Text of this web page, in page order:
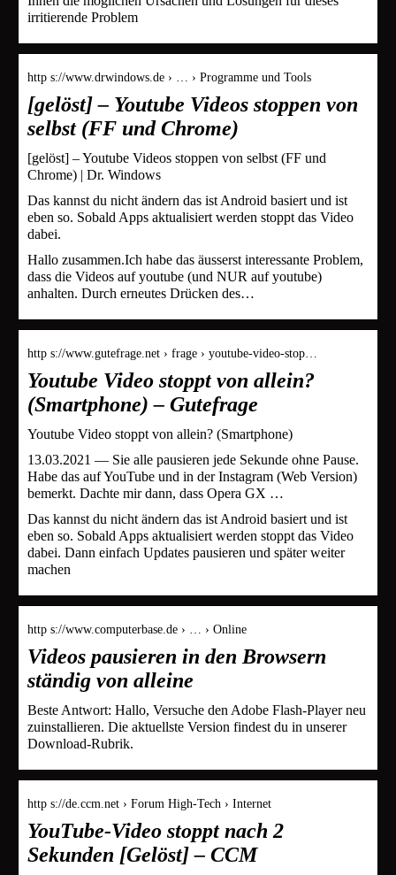
irritierende Problem
http s://www.drwindows.de › … › Programme und Tools
[gelöst] – Youtube Videos stoppen von
selbst (FF und Chrome)
[gelöst] – Youtube Videos stoppen von selbst (FF und
Chrome) | Dr. Windows
Das kannst du nicht ändern das ist Android basiert und ist
eben so. Sobald Apps aktualisiert werden stoppt das Video
dabei.
Hallo zusammen.Ich habe das äusserst interessante Problem,
dass die Videos auf youtube (und NUR auf youtube)
anhalten. Durch erneutes Drücken des…
http s://www.gutefrage.net › frage › youtube-video-stop…
Youtube Video stoppt von allein?
(Smartphone) – Gutefrage
Youtube Video stoppt von allein? (Smartphone)
13.03.2021 — Sie alle pausieren jede Sekunde ohne Pause.
Habe das auf YouTube und in der Instagram (Web Version)
bemerkt. Dachte mir dann, dass Opera GX …
Das kannst du nicht ändern das ist Android basiert und ist
eben so. Sobald Apps aktualisiert werden stoppt das Video
dabei. Dann einfach Updates pausieren und später weiter
machen
http s://www.computerbase.de › … › Online
Videos pausieren in den Browsern
ständig von alleine
Beste Antwort: Hallo, Versuche den Adobe Flash-Player neu
zuinstallieren. Die aktuellste Version findest du in unserer
Download-Rubrik.
http s://de.ccm.net › Forum High-Tech › Internet
YouTube-Video stoppt nach 2
Sekunden [Gelöst] – CCM